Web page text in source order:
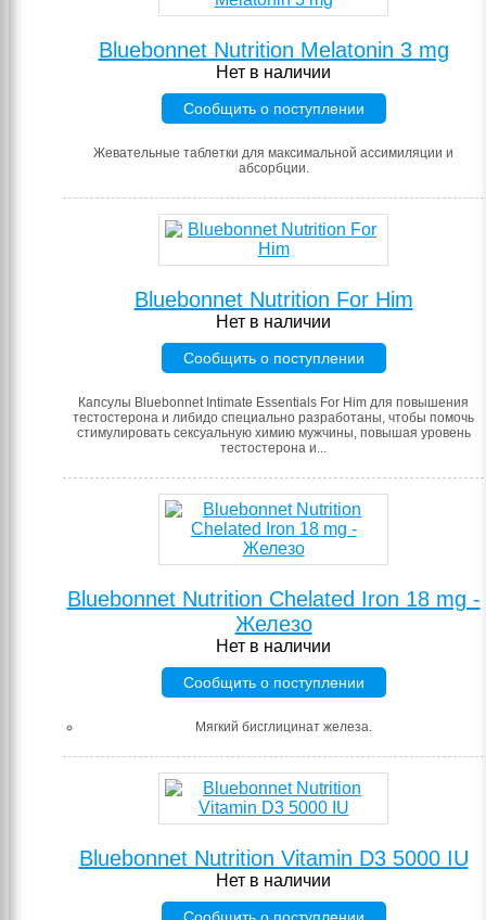
Bluebonnet Nutrition Melatonin 3 mg
Нет в наличии
Сообщить о поступлении
Жевательные таблетки для максимальной ассимиляции и
абсорбции.
Bluebonnet Nutrition For Him
Нет в наличии
Сообщить о поступлении
Капсулы Bluebonnet Intimate Essentials For Him для повышения
тестостерона и либидо специально разработаны, чтобы помочь
стимулировать сексуальную химию мужчины, повышая уровень
тестостерона и...
Bluebonnet Nutrition Chelated Iron 18 mg -
Железо
Нет в наличии
Сообщить о поступлении
Мягкий бисглицинат железа.
Bluebonnet Nutrition Vitamin D3 5000 IU
Нет в наличии